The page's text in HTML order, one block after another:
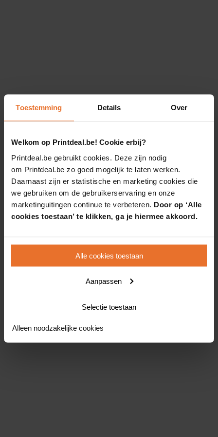
Toestemming Details Over
Welkom op Printdeal.be! Cookie erbij?
Printdeal.be gebruikt cookies. Deze zijn nodig
om Printdeal.be zo goed mogelijk te laten werken.
Daarnaast zijn er statistische en marketing cookies die
we gebruiken om de gebruikerservaring en onze
marketinguitingen continue te verbeteren. Door op ‘Alle
cookies toestaan’ te klikken, ga je hiermee akkoord.
Alle cookies toestaan
Aanpassen
Selectie toestaan
Alleen noodzakelijke cookies